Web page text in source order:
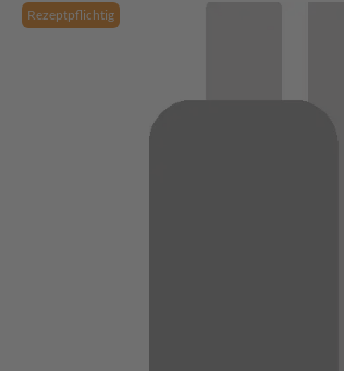
Rezeptpflichtig